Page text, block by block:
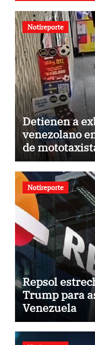
Notireporte
Detienen a
venezolano
de
Notireporte
Repsol
Trump para
Venezuela